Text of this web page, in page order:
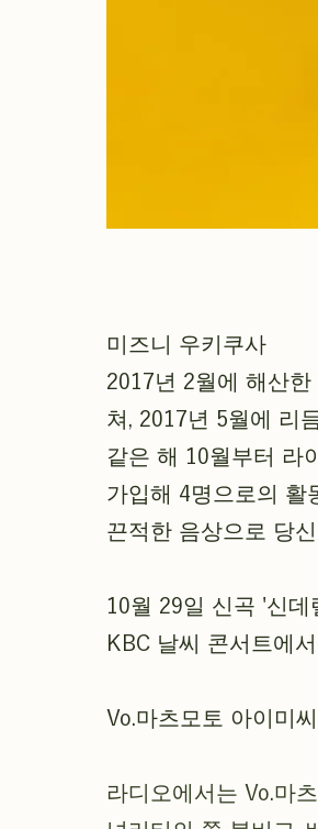
미즈니 우키쿠사
2017년 2월에 해산
쳐, 2017년 5월에 리
같은 해 10월부터 라
가입해 4명으로의 활
끈적한 음상으로 당
10월 29일 신곡 '신데
KBC 날씨 콘서트에
Vo.마츠모토 아이미
라디오에서는 Vo.마